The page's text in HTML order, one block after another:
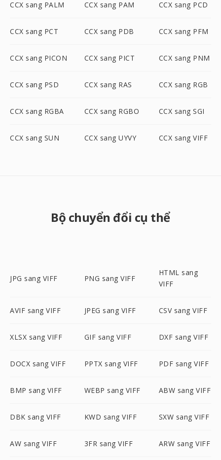
CCX sang PALM CCX sang PAM CCX sang PCD
CCX sang PCT CCX sang PDB CCX sang PFM
CCX sang PICON CCX sang PICT CCX sang PNM
CCX sang PSD CCX sang RAS CCX sang RGB
CCX sang RGBA CCX sang RGBO CCX sang SGI
CCX sang SUN CCX sang UYVY CCX sang VIFF
Bộ chuyển đổi cụ thể
JPG sang VIFF PNG sang VIFF
HTML sang
VIFF
AVIF sang VIFF JPEG sang VIFF CSV sang VIFF
XLSX sang VIFF GIF sang VIFF DXF sang VIFF
DOCX sang VIFF PPTX sang VIFF PDF sang VIFF
BMP sang VIFF WEBP sang VIFF ABW sang VIFF
DBK sang VIFF KWD sang VIFF SXW sang VIFF
AW sang VIFF 3FR sang VIFF ARW sang VIFF